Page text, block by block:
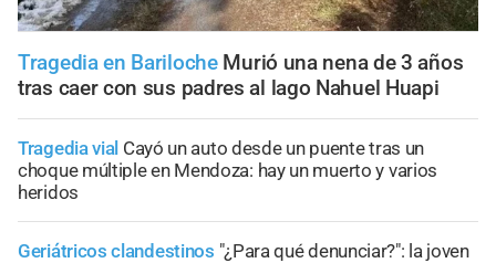
Tragedia en Bariloche Murió una nena de 3 años
tras caer con sus padres al lago Nahuel Huapi
Tragedia vial Cayó un auto desde un puente tras un
choque múltiple en Mendoza: hay un muerto y varios
heridos
Geriátricos clandestinos "¿Para qué denunciar?": la joven